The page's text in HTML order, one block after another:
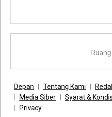
Ruang
Depan Tentang Kami
Media Siber
Syarat &
Privacy